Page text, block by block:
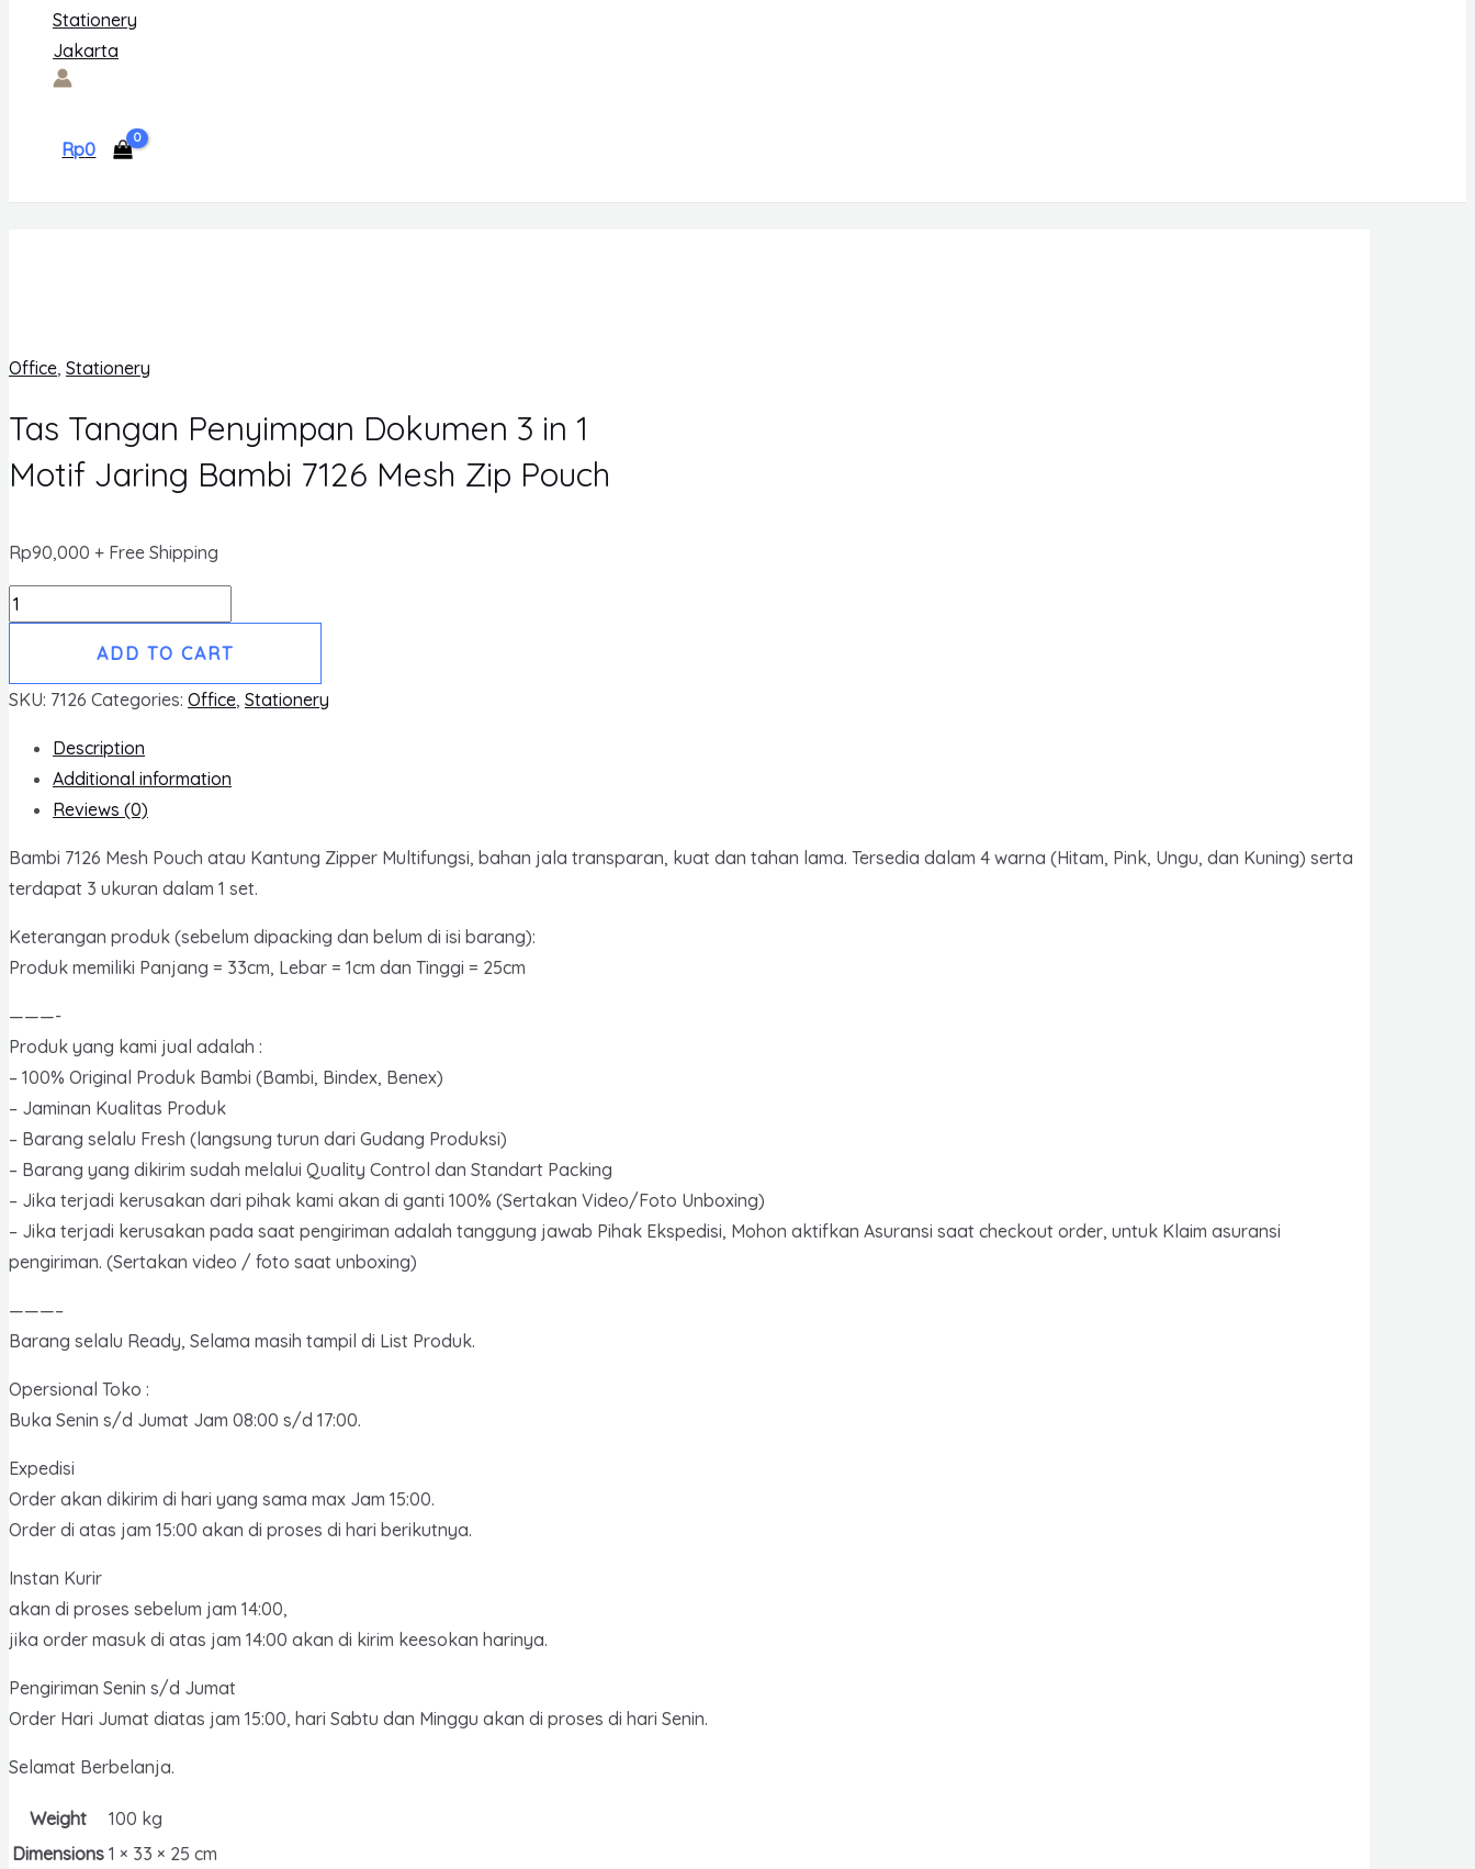
Rp0
Office, Stationery
Tas Tangan Penyimpan Dokumen 3 in 1
Motif Jaring Bambi 7126 Mesh Zip Pouch
Rp90,000 + Free Shipping
Tas
Tangan
Penyimpan
Dokumen
Motif
Jaring
Bambi
Mesh
Zip
ADD TO CART
SKU: 7126 Categories: Office, Stationery
Description
Additional information
Reviews (0)
Bambi 7126 Mesh Pouch atau Kantung Zipper Multifungsi, bahan jala transparan, kuat dan tahan lama. Tersedia dalam 4 warna (Hitam, Pink, Ungu, dan Kuning) serta
terdapat 3 ukuran dalam 1 set.
Keterangan produk (sebelum dipacking dan belum di isi barang):
Produk memiliki Panjang = 33cm, Lebar = 1cm dan Tinggi = 25cm
———-
Produk yang kami jual adalah :
– 100% Original Produk Bambi (Bambi, Bindex, Benex)
– Jaminan Kualitas Produk
– Barang selalu Fresh (langsung turun dari Gudang Produksi)
– Barang yang dikirim sudah melalui Quality Control dan Standart Packing
– Jika terjadi kerusakan dari pihak kami akan di ganti 100% (Sertakan Video/Foto Unboxing)
– Jika terjadi kerusakan pada saat pengiriman adalah tanggung jawab Pihak Ekspedisi, Mohon aktifkan Asuransi saat checkout order, untuk Klaim asuransi
pengiriman. (Sertakan video / foto saat unboxing)
———–
Barang selalu Ready, Selama masih tampil di List Produk.
Opersional Toko :
Buka Senin s/d Jumat Jam 08:00 s/d 17:00.
Expedisi
Order akan dikirim di hari yang sama max Jam 15:00.
Order di atas jam 15:00 akan di proses di hari berikutnya.
Instan Kurir
akan di proses sebelum jam 14:00,
jika order masuk di atas jam 14:00 akan di kirim keesokan harinya.
Pengiriman Senin s/d Jumat
Order Hari Jumat diatas jam 15:00, hari Sabtu dan Minggu akan di proses di hari Senin.
Selamat Berbelanja.
Weight
100 kg
Dimensions 1 × 33 × 25 cm